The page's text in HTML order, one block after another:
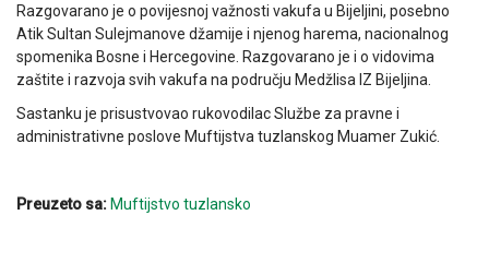
Razgovarano je o povijesnoj važnosti vakufa u Bijeljini, posebno
Atik Sultan Sulejmanove džamije i njenog harema, nacionalnog
spomenika Bosne i Hercegovine. Razgovarano je i o vidovima
zaštite i razvoja svih vakufa na području Medžlisa IZ Bijeljina.
Sastanku je prisustvovao rukovodilac Službe za pravne i
administrativne poslove Muftijstva tuzlanskog Muamer Zukić.
Preuzeto sa: Muftijstvo tuzlansko